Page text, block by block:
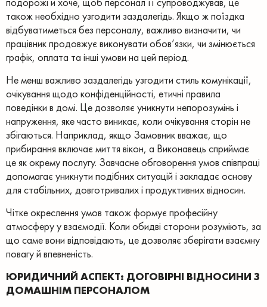
також необхідно узгодити заздалегідь. Якщо ж поїздка
відбуватиметься без персоналу, важливо визначити, чи
працівник продовжує виконувати обов’язки, чи змінюється
графік, оплата та інші умови на цей період.
Не менш важливо заздалегідь узгодити стиль комунікації,
очікування щодо конфіденційності, етичні правила
поведінки в домі. Це дозволяє уникнути непорозумінь і
напруження, яке часто виникає, коли очікування сторін не
збігаються. Наприклад, якщо Замовник вважає, що
прибирання включає миття вікон, а Виконавець сприймає
це як окрему послугу. Завчасне обговорення умов співпраці
допомагає уникнути подібних ситуацій і закладає основу
для стабільних, довготривалих і продуктивних відносин.
Чітке окреслення умов також формує професійну
атмосферу у взаємодії. Коли обидві сторони розуміють, за
що саме вони відповідають, це дозволяє зберігати взаємну
повагу й впевненість.
ЮРИДИЧНИЙ АСПЕКТ: ДОГОВІРНІ ВІДНОСИНИ З
ДОМАШНІМ ПЕРСОНАЛОМ